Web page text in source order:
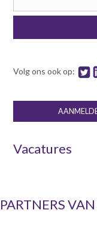
Volg ons ook op:
Vacatures
PARTNERS